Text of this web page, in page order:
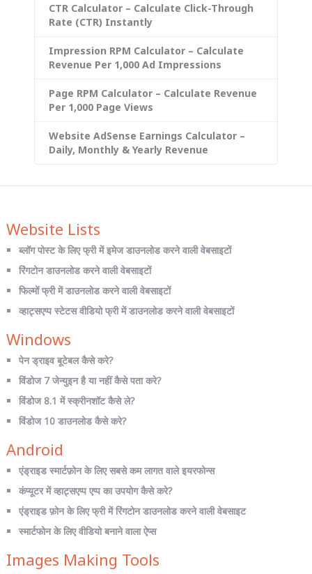
CTR Calculator – Calculate Click-Through
Rate (CTR) Instantly
Impression RPM Calculator – Calculate
Revenue Per 1,000 Ad Impressions
Page RPM Calculator – Calculate Revenue
Per 1,000 Page Views
Website AdSense Earnings Calculator –
Daily, Monthly & Yearly Revenue
Website Lists
ब्लॉग पोस्ट के लिए फ्री में इमेज डाउनलोड करने वाली वेबसाइटों
रिंगटोन डाउनलोड करने वाली वेबसाइटों
फिल्मों फ्री में डाउनलोड करने वाली वेबसाइटों
व्हाट्सएप्प स्टेटस वीडियो फ्री में डाउनलोड करने वाली वेबसाइटों
Windows
पेन ड्राइव बूटेबल कैसे करे?
विंडोज 7 जेन्युइन है या नहीं कैसे पता करे?
विंडोज 8.1 में स्क्रीनशॉट कैसे ले?
विंडोज 10 डाउनलोड कैसे करे?
Android
एंड्राइड स्मार्टफ़ोन के लिए सबसे कम लागत वाले इयरफोन्स
कंप्यूटर में व्हाट्सएप्प एप्प का उपयोग कैसे करे?
एंड्राइड फ़ोन के लिए फ्री में रिंगटोन डाउनलोड करने वाली वेबसाइट
स्मार्टफोन के लिए वीडियो बनाने वाला ऐप्स
Images Making Tools